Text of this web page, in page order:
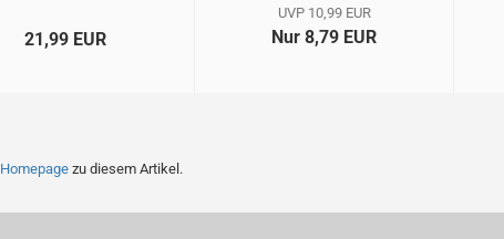
21,99 EUR
UVP 10,99 EUR
Nur 8,79 EUR
Homepage zu diesem Artikel.